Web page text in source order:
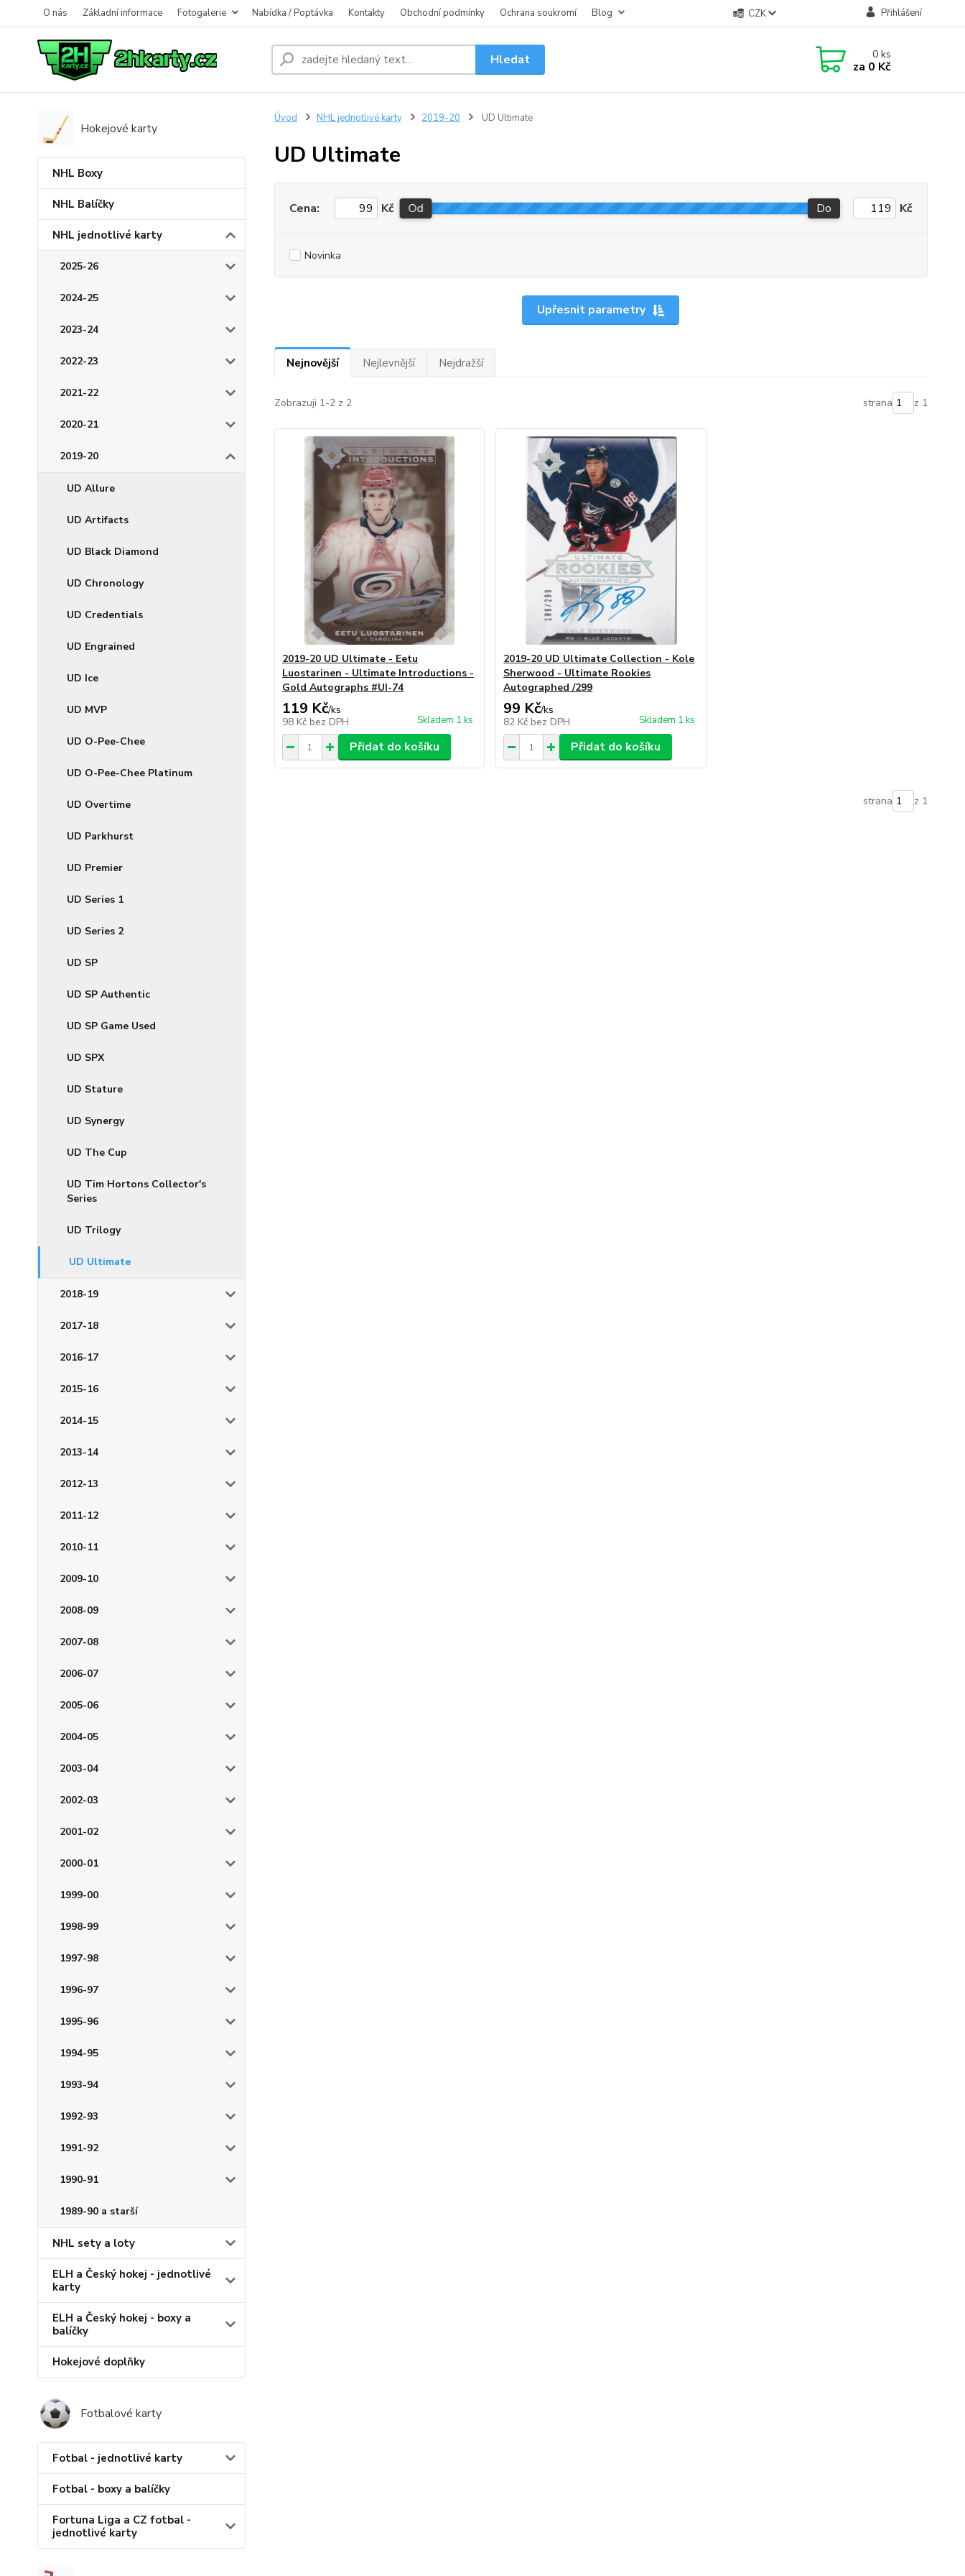
O nás Základní informace Fotogalerie Nabídka / Poptávka Kontakty Obchodní podmínky Ochrana soukromí Blog CZK Přihlášení
Hledat 0ks
za 0 Kč
Hokejové karty
NHL Boxy
NHL Balíčky
NHL jednotlivé karty
2025-26
2024-25
2023-24
2022-23
2021-22
2020-21
2019-20
UD Allure
UD Artifacts
UD Black Diamond
UD Chronology
UD Credentials
UD Engrained
UD Ice
UD MVP
UD O-Pee-Chee
UD O-Pee-Chee Platinum
UD Overtime
UD Parkhurst
UD Premier
UD Series 1
UD Series 2
UD SP
UD SP Authentic
UD SP Game Used
UD SPX
UD Stature
UD Synergy
UD The Cup
UD Tim Hortons Collector's
Series
UD Trilogy
UD Ultimate
2018-19
2017-18
2016-17
2015-16
2014-15
2013-14
2012-13
2011-12
2010-11
2009-10
2008-09
2007-08
2006-07
2005-06
2004-05
2003-04
2002-03
2001-02
2000-01
1999-00
1998-99
1997-98
1996-97
1995-96
1994-95
1993-94
1992-93
1991-92
1990-91
1989-90 a starší
NHL sety a loty
ELH a Český hokej - jednotlivé
karty
ELH a Český hokej - boxy a
balíčky
Hokejové doplňky
Fotbalové karty
Fotbal - jednotlivé karty
Fotbal - boxy a balíčky
Fortuna Liga a CZ fotbal -
jednotlivé karty
Úvod NHL jednotlivé karty 2019-20 UD Ultimate
UD Ultimate
Upřesnit parametry
Cena: Kč Od Do Kč
Novinka
Nejnovější Nejlevnější Nejdražší
Zobrazuji 1-2 z 2 strana z 1
2019-20 UD Ultimate - Eetu
Luostarinen - Ultimate Introductions -
Gold Autographs #UI-74
119 Kč/ks
98 Kč bez DPH Skladem 1 ks
Přidat do košíku
2019-20 UD Ultimate Collection - Kole
Sherwood - Ultimate Rookies
Autographed /299
99 Kč/ks
82 Kč bez DPH Skladem 1 ks
Přidat do košíku
strana z 1